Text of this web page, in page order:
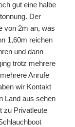
gut eine halbe
Der
von 2m an, was
1,60m reichen
und dann
trotz mehrere
Anrufe
wir Kontakt
Land aus sehen
zu Privatleute